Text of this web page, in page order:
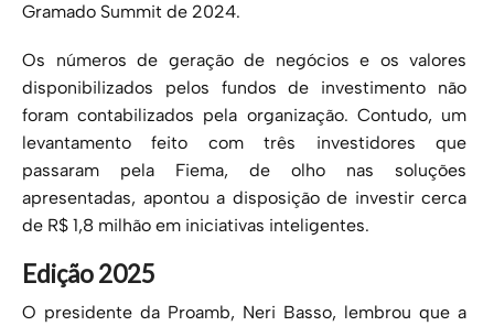
Gramado Summit de 2024.
Os números de geração de negócios e os valores
disponibilizados pelos fundos de investimento não
foram contabilizados pela organização. Contudo, um
levantamento feito com três investidores que
passaram pela Fiema, de olho nas soluções
apresentadas, apontou a disposição de investir cerca
de R$ 1,8 milhão em iniciativas inteligentes.
Edição 2025
O presidente da Proamb, Neri Basso, lembrou que a